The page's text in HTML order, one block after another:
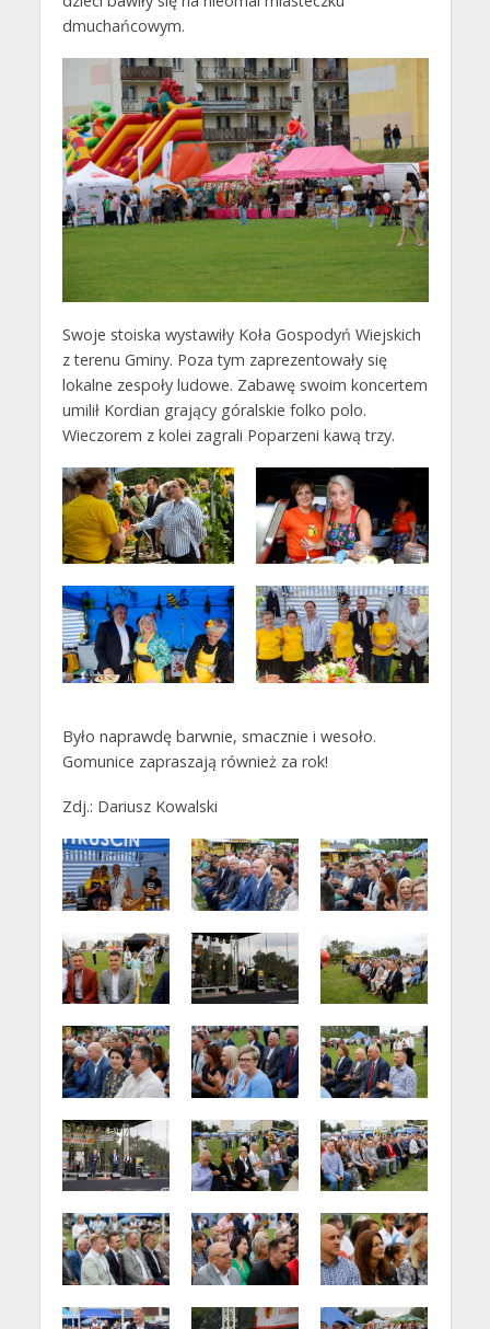
dmuchańcowym.
Swoje stoiska wystawiły Koła Gospodyń Wiejskich
z terenu Gminy. Poza tym zaprezentowały się
lokalne zespoły ludowe. Zabawę swoim koncertem
umilił Kordian grający góralskie folko polo.
Wieczorem z kolei zagrali Poparzeni kawą trzy.
Było naprawdę barwnie, smacznie i wesoło.
Gomunice zapraszają również za rok!
Zdj.: Dariusz Kowalski